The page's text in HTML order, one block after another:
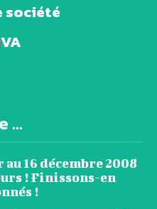
société
...
au 16 décembre 2008
! Finissons-en
!